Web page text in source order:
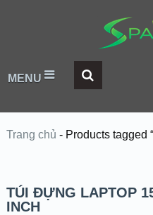
MENU
Trang chủ - Products tagged
TÚI ĐỰNG LAPTOP
INCH